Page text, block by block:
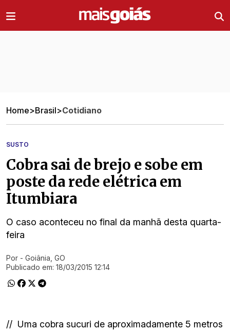
Home>Brasil>Cotidiano
SUSTO
Cobra sai de brejo e sobe em
poste da rede elétrica em
Itumbiara
O caso aconteceu no final da manhã desta quarta-
feira
Ir direto pra matéria
Por - Goiânia, GO
Publicado em: 18/03/2015 12:14
// Uma cobra sucuri de aproximadamente 5 metros